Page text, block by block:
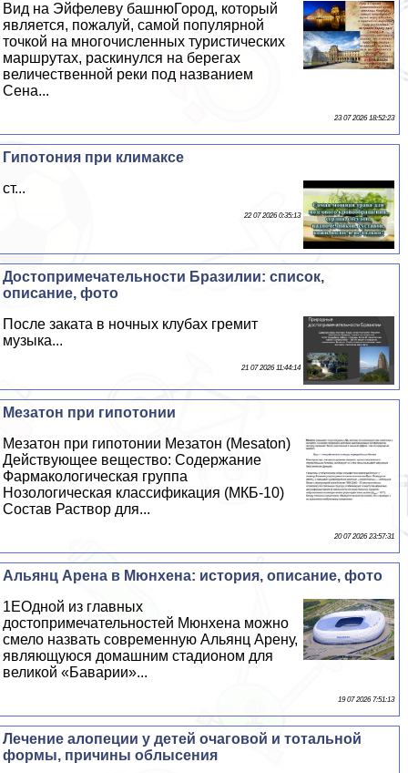
Вид на Эйфелеву башнюГород, который
является, пожалуй, самой популярной
точкой на многочисленных туристических
маршрутах, раскинулся на берегах
величественной реки под названием
Сена...
23 07 2026 18:52:23
Гипотония при климaкcе
ст...
22 07 2026 0:35:13
Достопримечательности Бразилии: список,
описание, фото
После заката в ночных клубах гремит
музыка...
21 07 2026 11:44:14
Мезатон при гипотонии
Мезатон при гипотонии Мезатон (Mesaton)
Действующее вещество: Содержание
Фармакологическая группа
Нозологическая классификация (МКБ-10)
Состав Раствор для...
20 07 2026 23:57:31
Альянц Арена в Мюнхена: история, описание, фото
1EОдной из главных
достопримечательностей Мюнхена можно
смело назвать современную Альянц Арену,
являющуюся домашним стадионом для
великой «Баварии»...
19 07 2026 7:51:13
Лечение алопеции у детей очаговой и тотальной
формы, причины облысения